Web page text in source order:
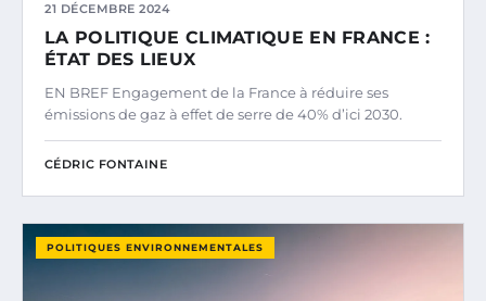
21 DÉCEMBRE 2024
LA POLITIQUE CLIMATIQUE EN FRANCE :
ÉTAT DES LIEUX
EN BREF Engagement de la France à réduire ses
émissions de gaz à effet de serre de 40% d’ici 2030.
CÉDRIC FONTAINE
POLITIQUES ENVIRONNEMENTALES